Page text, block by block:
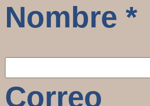
Nombre *
Correo